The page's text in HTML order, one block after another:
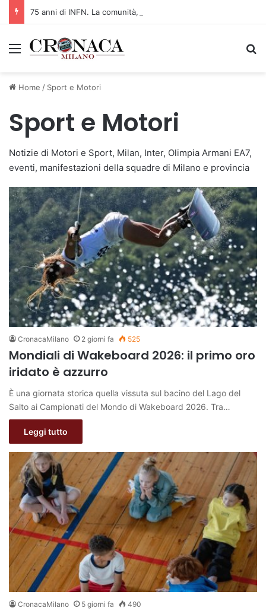
Menu
Home / Sport e Motori
Sport e Motori
Notizie di Motori e Sport, Milan, Inter, Olimpia Armani EA7,
eventi, manifestazioni della squadre di Milano e provincia
CronacaMilano 2 giorni fa 525
Mondiali di Wakeboard 2026: il primo oro
iridato è azzurro
È una giornata storica quella vissuta sul bacino del Lago del
Salto ai Campionati del Mondo di Wakeboard 2026. Tra…
Leggi tutto
CronacaMilano 5 giorni fa 490